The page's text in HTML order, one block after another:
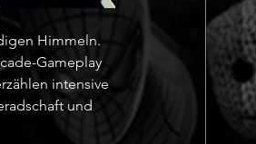
Himmeln.
Gameplay
intensive
und